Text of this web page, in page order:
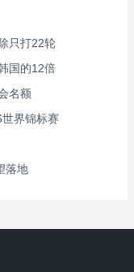
只打22轮
国的12倍
名额
界锦标赛
落地